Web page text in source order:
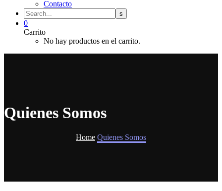
Contacto
0
Carrito
No hay productos en el carrito.
Quienes Somos
Home Quienes Somos